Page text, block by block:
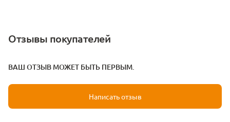
Отзывы покупателей
ВАШ ОТЗЫВ МОЖЕТ БЫТЬ ПЕРВЫМ.
Написать отзыв